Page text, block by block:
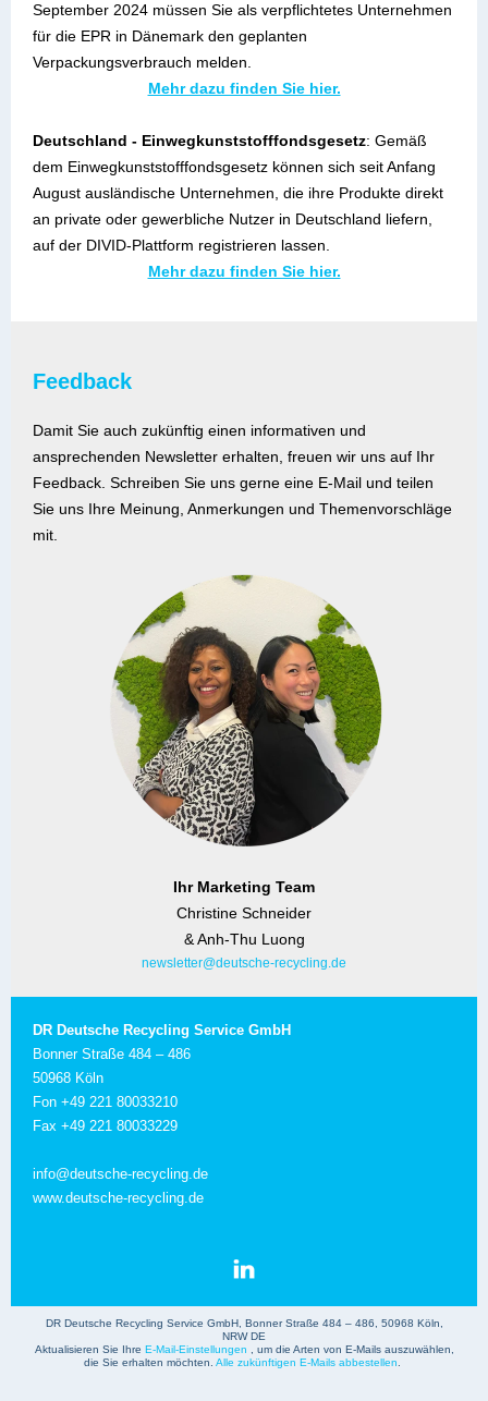
September 2024 müssen Sie als verpflichtetes Unternehmen
für die EPR in Dänemark den geplanten
Verpackungsverbrauch melden
Mehr dazu finden Sie hier.
Deutschland - Einwegkunststofffondsgesetz: Gemäß
dem Einwegkunststofffondsgesetz können sich seit Anfang
August ausländische Unternehmen, die ihre Produkte direkt
an private oder gewerbliche Nutzer in Deutschland liefern,
auf der DIVID-Plattform registrieren lassen.
Mehr dazu finden Sie hier.
Feedback
Damit Sie auch zukünftig einen informativen und
ansprechenden Newsletter erhalten, freuen wir uns auf Ihr
Feedback. Schreiben Sie uns gerne eine E-Mail und teilen
Sie uns Ihre Meinung, Anmerkungen und Themenvorschläge
mit.
Ihr Marketing Team
Christine Schneider
& Anh-Thu Luong
newsletter@deutsche-recycling.de
DR Deutsche Recycling Service GmbH
Bonner Straße 484 – 486
50968 Köln
Fon +49 221 80033210
Fax +49 221 80033229
info@deutsche-recycling.de
www.deutsche-recycling.de
DR Deutsche Recycling Service GmbH, Bonner Straße 484 – 486, 50968 Köln,
NRW DE
Aktualisieren Sie Ihre E-Mail-Einstellungen , um die Arten von E-Mails auszuwählen,
die Sie erhalten möchten. Alle zukünftigen E-Mails abbestellen